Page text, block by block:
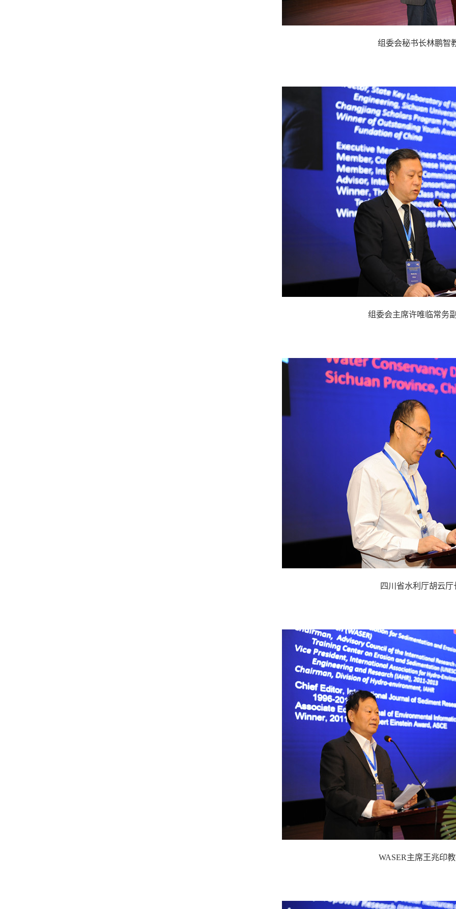
组委会秘书长林鹏智
组委会主席许唯临常务
四川省水利厅胡云厅
WASER主席王兆印